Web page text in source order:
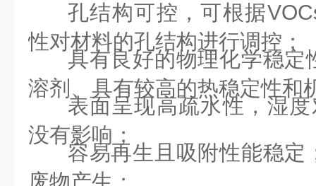
孔结构可控，可根据
性对材料的孔结构进行调控；
具有良好的物理化学稳定
溶剂、具有较高的热稳定性和
表面呈现高疏水性，湿
没有影响；
容易再生且吸附性能稳定
废物产生；